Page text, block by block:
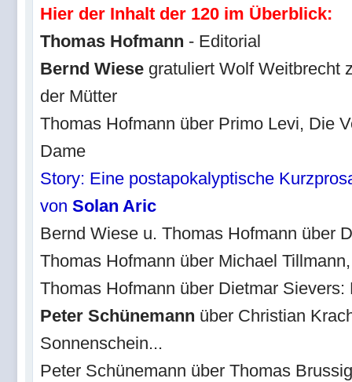
Hier der Inhalt der 120 im Überblick:
Thomas Hofmann - Editorial
Bernd Wiese gratuliert Wolf Weitbrecht
der Mütter
Thomas Hofmann über Primo Levi, Die
Dame
Story: Eine postapokalyptische
von Solan Aric
Bernd Wiese u. Thomas Hofmann über
Thomas Hofmann über Michael
Thomas Hofmann über Dietmar
Peter Schünemann über Christian
Sonnenschein...
Peter Schünemann über Thomas